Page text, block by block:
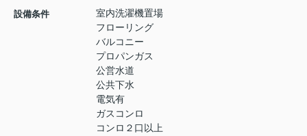
設備条件
室内洗濯機置場
フローリング
バルコニー
プロパンガス
公営水道
公共下水
電気有
ガスコンロ
コンロ２口以上